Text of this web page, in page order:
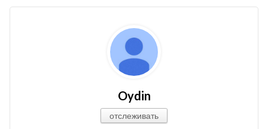
Oydin
отслеживать